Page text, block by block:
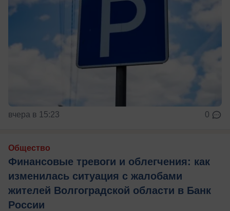
вчера в 15:23 0
Общество
Финансовые тревоги и облегчения: как
изменилась ситуация с жалобами
жителей Волгоградской области в Банк
России